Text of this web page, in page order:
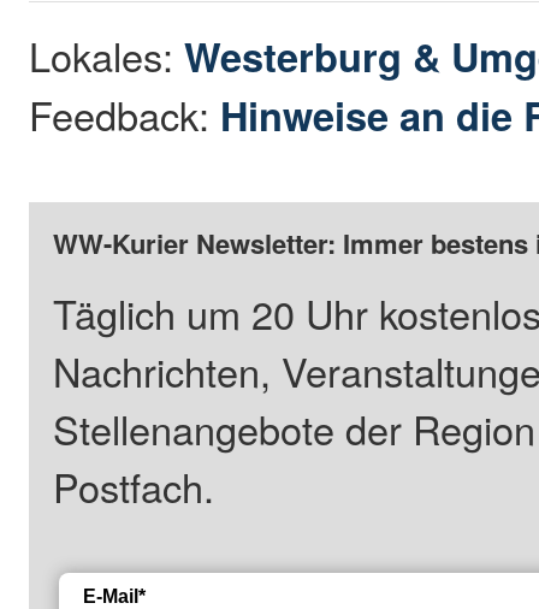
Lokales:Westerburg &
Feedback: Hinweise an die
WW-Kurier Newsletter: Immer
Täglich um 20 Uhr
Nachrichten,
Stellenangebote der
Postfach.
E-Mail*